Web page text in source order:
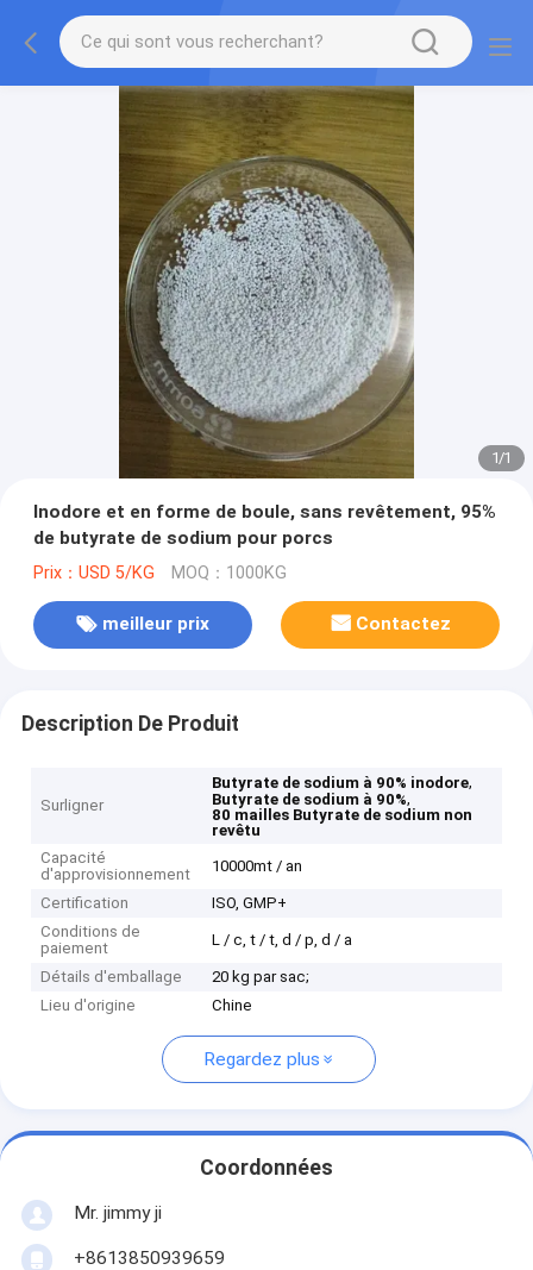
1/1
Inodore et en forme de boule, sans revêtement, 95%
de butyrate de sodium pour porcs
Prix：USD 5/KG MOQ：1000KG
meilleur prix Contactez
Description De Produit
Surligner
Butyrate de sodium à 90% inodore,
Butyrate de sodium à 90%,
80 mailles Butyrate de sodium non
revêtu
Capacité
d'approvisionnement
10000mt / an
Certification
ISO, GMP+
Conditions de
paiement
L / c, t / t, d / p, d / a
Détails d'emballage
20 kg par sac;
Lieu d'origine
Chine
Regardez plus
Coordonnées
Mr. jimmy ji
+8613850939659